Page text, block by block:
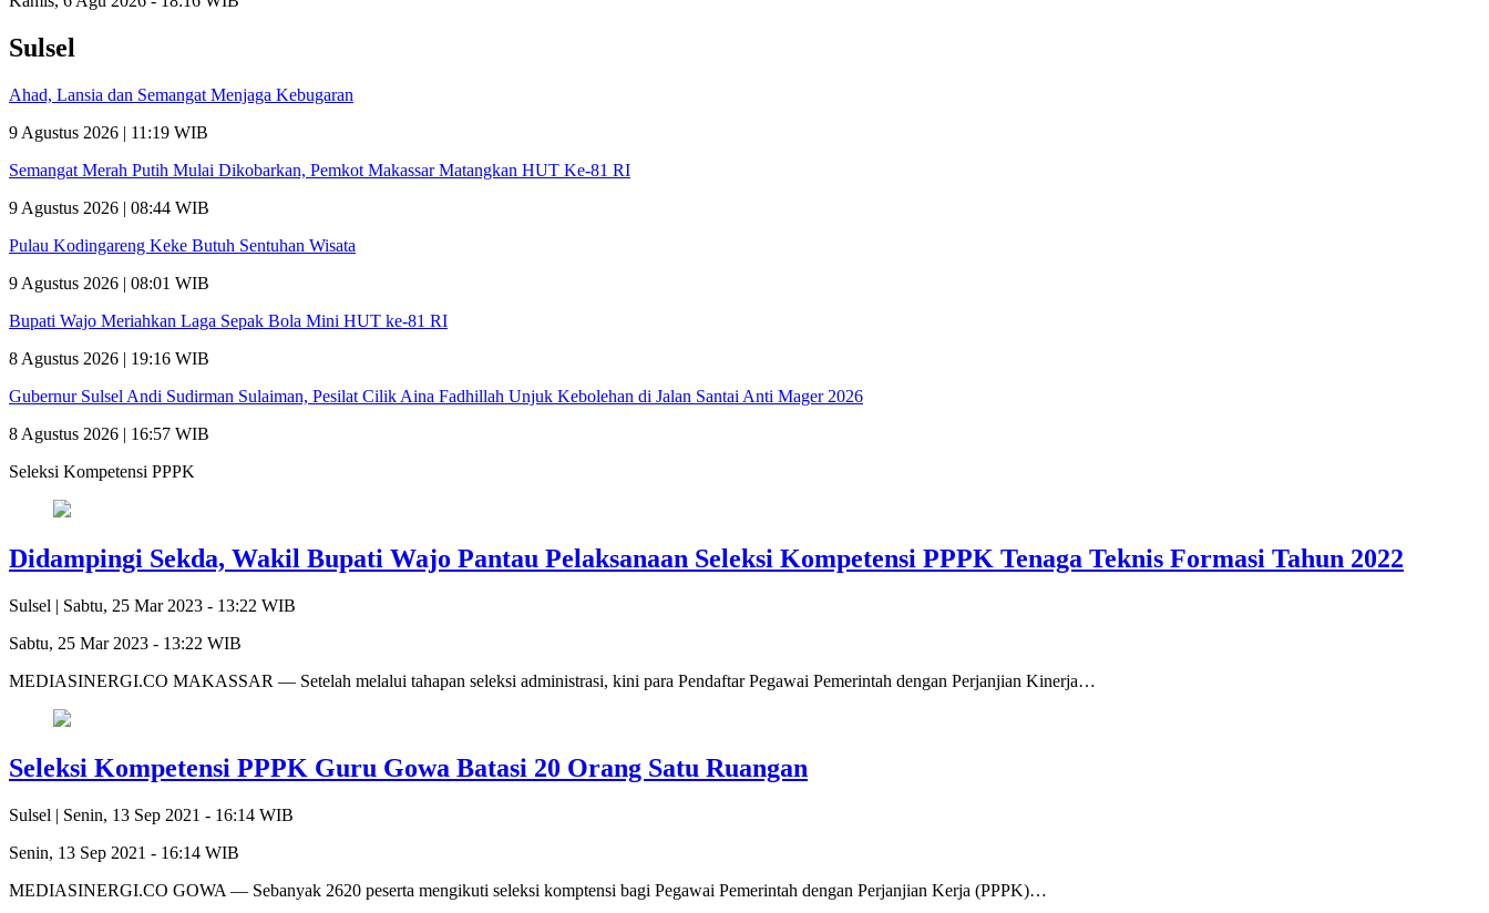
Sulsel
Ahad, Lansia dan Semangat Menjaga Kebugaran
9 Agustus 2026 | 11:19 WIB
Semangat Merah Putih Mulai Dikobarkan, Pemkot Makassar Matangkan HUT Ke-81 RI
9 Agustus 2026 | 08:44 WIB
Pulau Kodingareng Keke Butuh Sentuhan Wisata
9 Agustus 2026 | 08:01 WIB
Bupati Wajo Meriahkan Laga Sepak Bola Mini HUT ke-81 RI
8 Agustus 2026 | 19:16 WIB
Gubernur Sulsel Andi Sudirman Sulaiman, Pesilat Cilik Aina Fadhillah Unjuk Kebolehan di Jalan Santai Anti Mager 2026
8 Agustus 2026 | 16:57 WIB
Seleksi Kompetensi PPPK
Didampingi Sekda, Wakil Bupati Wajo Pantau Pelaksanaan Seleksi Kompetensi PPPK Tenaga Teknis Formasi Tahun 2022
Sulsel | Sabtu, 25 Mar 2023 - 13:22 WIB
Sabtu, 25 Mar 2023 - 13:22 WIB
MEDIASINERGI.CO MAKASSAR — Setelah melalui tahapan seleksi administrasi, kini para Pendaftar Pegawai Pemerintah dengan Perjanjian Kinerja…
Seleksi Kompetensi PPPK Guru Gowa Batasi 20 Orang Satu Ruangan
Sulsel | Senin, 13 Sep 2021 - 16:14 WIB
Senin, 13 Sep 2021 - 16:14 WIB
MEDIASINERGI.CO GOWA — Sebanyak 2620 peserta mengikuti seleksi komptensi bagi Pegawai Pemerintah dengan Perjanjian Kerja (PPPK)…